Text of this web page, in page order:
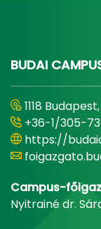
BUDAI
1118
+36-1/305-
https://
Campus-
Nyitrainé dr.